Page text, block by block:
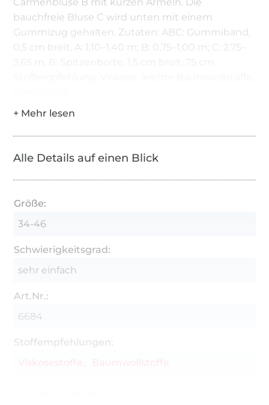
bauchfreie Bluse C wird unten mit einem
Gummizug gehalten. Zutaten: ABC: Gummiband,
0,5 cm breit, A: 1,10–1,40 m; B: 0,75–1,00 m; C: 2,75–
Alle Details auf einen Blick
Größe:
34-46
Schwierigkeitsgrad:
sehr einfach
Art.Nr.:
6684
Stoffempfehlungen:
Viskosestoffe
Baumwollstoffe